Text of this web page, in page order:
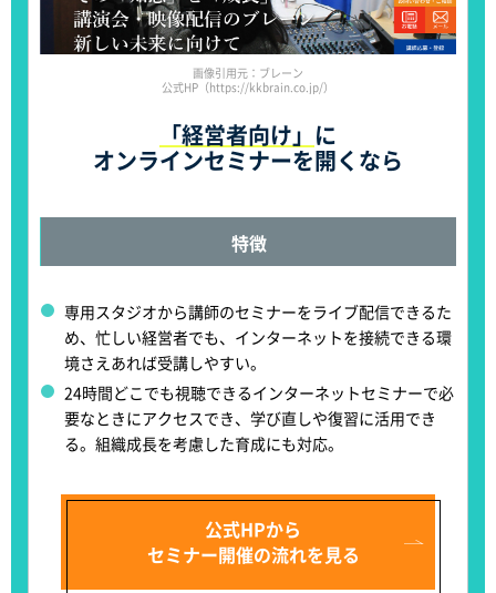
画像引用元：ブレーン
公式HP（https://kkbrain.co.jp/）
「経営者向け」 に
オンラインセミナーを開くなら
特徴
専用スタジオから講師のセミナーをライブ配信できるた
め、忙しい経営者でも、インターネットを接続できる環
境さえあれば受講しやすい。
24時間どこでも視聴できるインターネットセミナーで必
要なときにアクセスでき、学び直しや復習に活用でき
る。組織成長を考慮した育成にも対応。
公式HPから
セミナー開催の流れを見る